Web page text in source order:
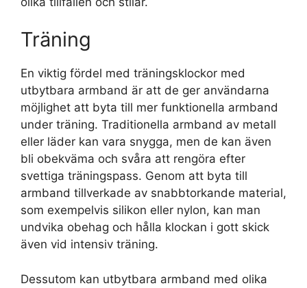
Träning
En viktig fördel med träningsklockor med
utbytbara armband är att de ger användarna
möjlighet att byta till mer funktionella armband
under träning. Traditionella armband av metall
eller läder kan vara snygga, men de kan även
bli obekväma och svåra att rengöra efter
svettiga träningspass. Genom att byta till
armband tillverkade av snabbtorkande material,
som exempelvis silikon eller nylon, kan man
undvika obehag och hålla klockan i gott skick
även vid intensiv träning.
Dessutom kan utbytbara armband med olika